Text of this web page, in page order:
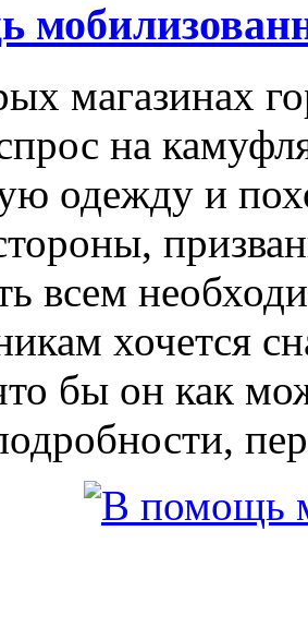
магазинах
на
одежду и
всем
хочется
бы он как